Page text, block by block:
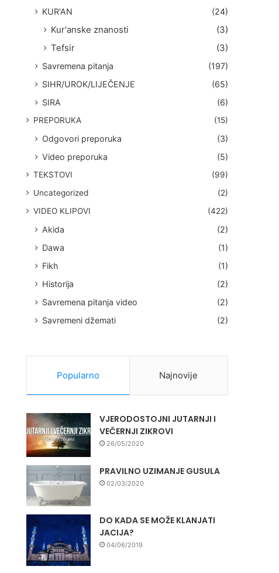
KUR'AN (24)
Kur'anske znanosti
(3)
Tefsir
(3)
Savremena pitanja
(197)
SIHR/UROK/LIJEČENJE
(65)
SIRA
(6)
PREPORUKA (15)
Odgovori preporuka
(3)
Video preporuka
(5)
TEKSTOVI
(99)
Uncategorized
(2)
VIDEO KLIPOVI
(422)
Akida
(2)
Dawa
(1)
Fikh
(1)
Historija
(2)
Savremena pitanja video
(2)
Savremeni džemati
(2)
Popularno Najnovije
VJERODOSTOJNI JUTARNJI I
VEČERNJI ZIKROVI
26/05/2020
PRAVILNO UZIMANJE GUSULA
02/03/2020
DO KADA SE MOŽE KLANJATI
JACIJA?
04/06/2019